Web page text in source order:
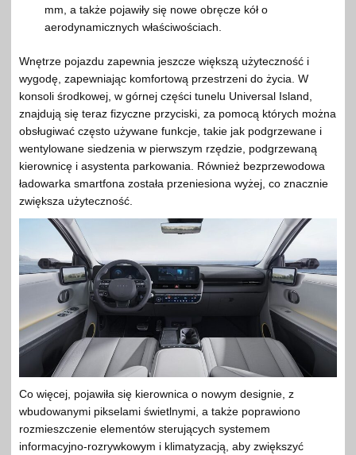
mm, a także pojawiły się nowe obręcze kół o
aerodynamicznych właściwościach.
Wnętrze pojazdu zapewnia jeszcze większą użyteczność i
wygodę, zapewniając komfortową przestrzeni do życia. W
konsoli środkowej, w górnej części tunelu Universal Island,
znajdują się teraz fizyczne przyciski, za pomocą których można
obsługiwać często używane funkcje, takie jak podgrzewane i
wentylowane siedzenia w pierwszym rzędzie, podgrzewaną
kierownicę i asystenta parkowania. Również bezprzewodowa
ładowarka smartfona została przeniesiona wyżej, co znacznie
zwiększa użyteczność.
Co więcej, pojawiła się kierownica o nowym designie, z
wbudowanymi pikselami świetlnymi, a także poprawiono
rozmieszczenie elementów sterujących systemem
informacyjno-rozrywkowym i klimatyzacją, aby zwiększyć